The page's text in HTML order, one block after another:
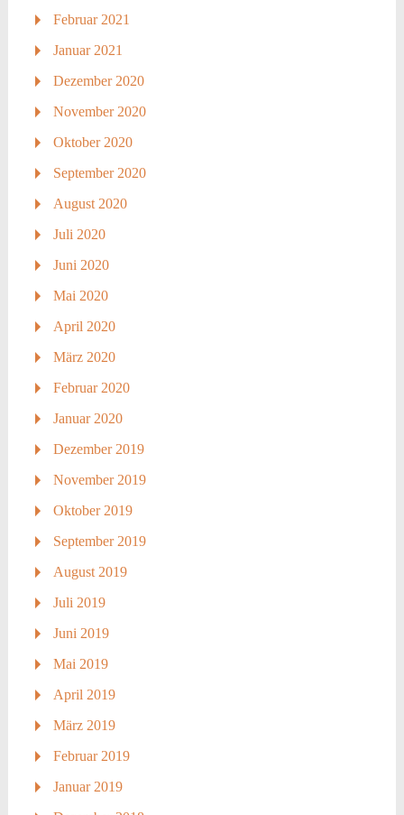
Februar 2021
Januar 2021
Dezember 2020
November 2020
Oktober 2020
September 2020
August 2020
Juli 2020
Juni 2020
Mai 2020
April 2020
März 2020
Februar 2020
Januar 2020
Dezember 2019
November 2019
Oktober 2019
September 2019
August 2019
Juli 2019
Juni 2019
Mai 2019
April 2019
März 2019
Februar 2019
Januar 2019